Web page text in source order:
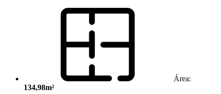
Área:
134,98m²